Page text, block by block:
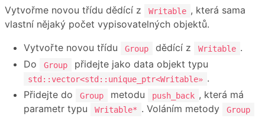
Vytvořme novou třídu dědící z Writable , která sama
vlastní nějaký počet vypisovatelných objektů.
Vytvořte novou třídu
Group dědící z Writable .
Do
Group přidejte jako data objekt typu
std::vector<std::unique_ptr<Writable» .
Přidejte do
Group metodu push_back , která má
parametr typu
Writable* . Voláním metody Group